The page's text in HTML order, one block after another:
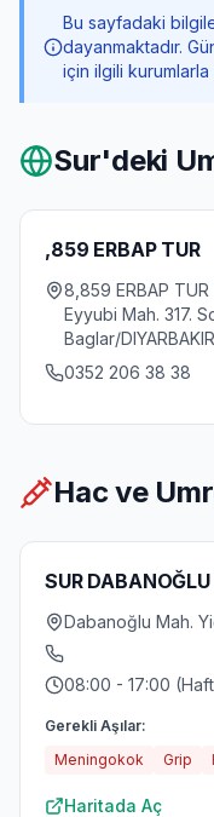
Bu sayfadaki
dayanmaktadır.
için ilgili
Sur'deki
,859 ERBAP TUR
8,859 ERBAP
Eyyubi Mah. 317.
Baglar/
0352 206 38 38
Hac ve
SUR
Dabanoğlu Mah.
08:00 - 17:00
Gerekli Aşılar:
Meningokok
Grip
Haritada Aç